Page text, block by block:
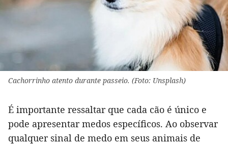
Cachorrinho atento durante passeio. (Foto: Unsplash)
É importante ressaltar que cada cão é único e
pode apresentar medos específicos. Ao observar
qualquer sinal de medo em seus animais de